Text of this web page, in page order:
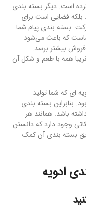
است. دیگر بسته بندی
بلکه فضایی است برای
بسته بندی پیام شما
که باعث می‌شود
بیشتر برسد.
همه با طعم و شکل آن
ای که شما تولید
بنابراین بسته بندی
باشد. همانند هر
وجود دارد که دانستن
بسته بندی آن کمک